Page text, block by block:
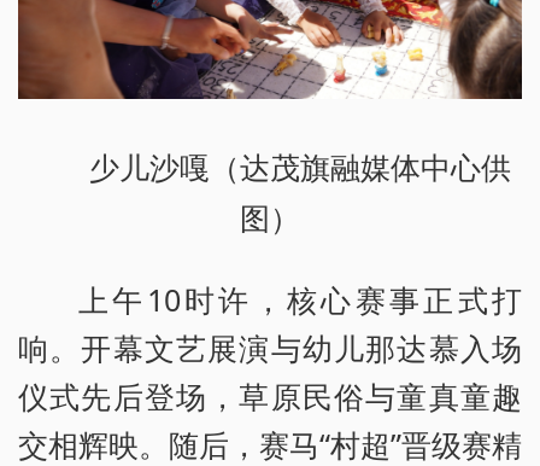
少儿沙嘎（达茂旗融媒体中心供
图）
上午10时许，核心赛事正式打
响。开幕文艺展演与幼儿那达慕入场
仪式先后登场，草原民俗与童真童趣
交相辉映。随后，赛马“村超”晋级赛精